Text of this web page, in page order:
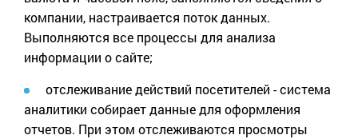
компании, настраивается поток данных.
Выполняются все процессы для анализа
информации о сайте;
отслеживание действий посетителей - система
аналитики собирает данные для оформления
отчетов. При этом отслеживаются просмотры